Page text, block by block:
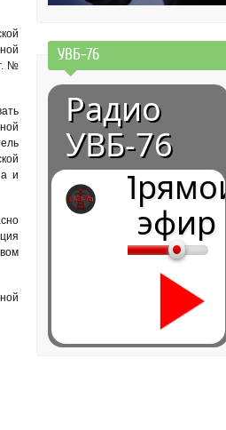
№
и
УВБ-76
Радио
УВБ-76
Прямой
эфир